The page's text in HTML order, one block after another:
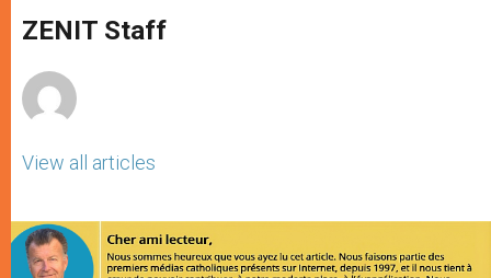
p
p
g
e
o
k
ZENIT Staff
View all articles